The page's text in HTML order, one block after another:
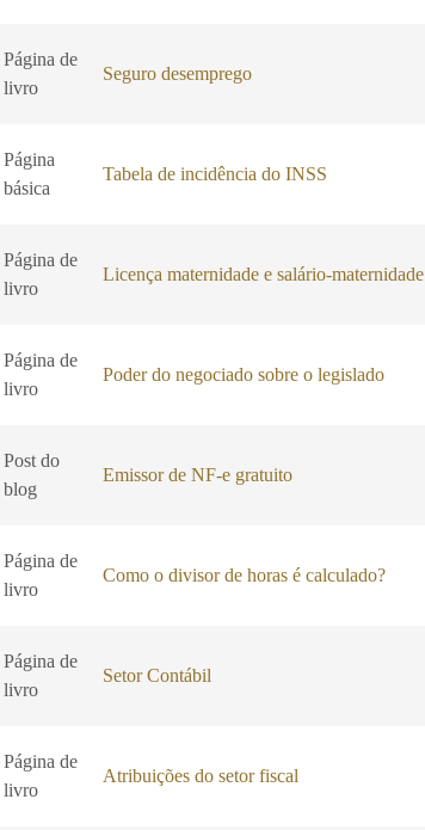
Página de
livro
Seguro desemprego
Página
básica
Tabela de incidência do INSS
Página de
livro
Licença maternidade e salário-maternidade
Página de
livro
Poder do negociado sobre o legislado
Post do
blog
Emissor de NF-e gratuito
Página de
livro
Como o divisor de horas é calculado?
Página de
livro
Setor Contábil
Página de
livro
Atribuições do setor fiscal